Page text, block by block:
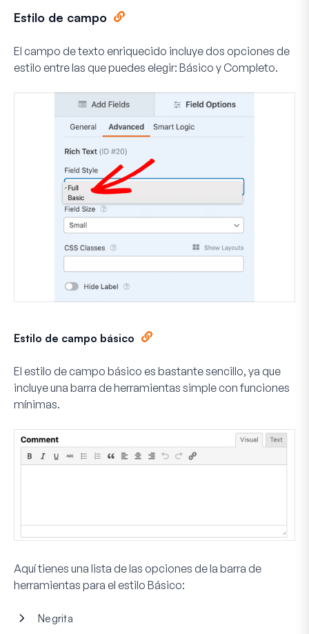
Estilo de campo
El campo de texto enriquecido incluye dos opciones de
estilo entre las que puedes elegir: Básico y Completo.
Estilo de campo básico
El estilo de campo básico es bastante sencillo, ya que
incluye una barra de herramientas simple con funciones
mínimas.
Aquí tienes una lista de las opciones de la barra de
herramientas para el estilo Básico:
Negrita